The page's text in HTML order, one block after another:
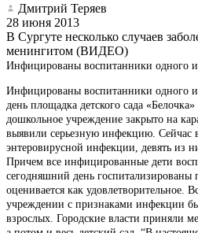
Дмитрий Теряев
28 июня 2013
В Сургуте несколько случаев
менингитом (ВИДЕО)
Инфицированы воспитанники одного
Инфицированы воспитанники одного
день площадка детского сада
дошкольное учреждение закрыто на
выявили серьезную инфекцию. Сейчас
энтеровирусной инфекции, девять из
Причем все инфицированные дети
сегодняшний день госпитализированы
оценивается как удовлетворительное.
учреждении с признаками инфекции
взрослых. Городские власти приняли